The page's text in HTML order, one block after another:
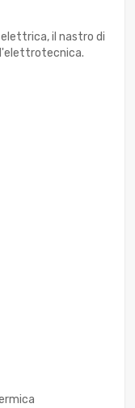
il nastro di